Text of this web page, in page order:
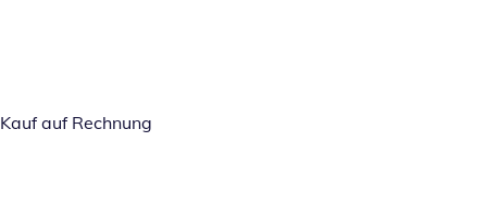
Kauf auf Rechnung